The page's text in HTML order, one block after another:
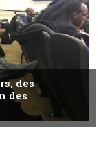
des
des